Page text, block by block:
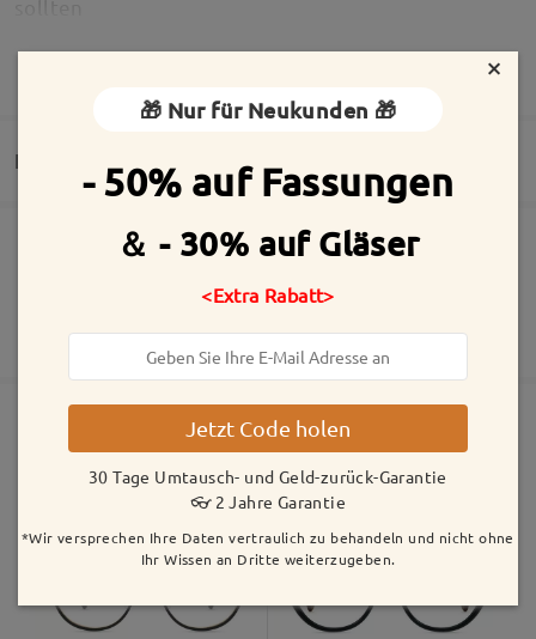
Az első rendelésem a postán elveszett, de azonnal
újra elkészítették és újraküldték A szemüveg
egyszerűen szuper!!!❤️❤️❤️❤️❤️
onMay 18 , 2026
Alle Bewertungen
anzeigen
Bewertung schreiben
Lieferung
Die Bestellung wurde aufgegeben
5-7 Werktage Details
Versandzeit
Inklusive kostenloser kratzfester Beschichtung der Gläser
30 Tage Umtausch- und Geld-zurück-Garantie
2 Jahre Garantie
Mehr anzeigen
Ähnliche Fassungen
×
🎁 Nur für Neukunden 🎁
- 50% auf Fassungen
＆ - 30% auf Gläser
<Extra Rabatt>
Jetzt Code holen
30 Tage Umtausch- und Geld-zurück-Garantie
👓 2 Jahre Garantie
*Wir versprechen Ihre Daten vertraulich zu behandeln und nicht ohne
Ihr Wissen an Dritte weiterzugeben.